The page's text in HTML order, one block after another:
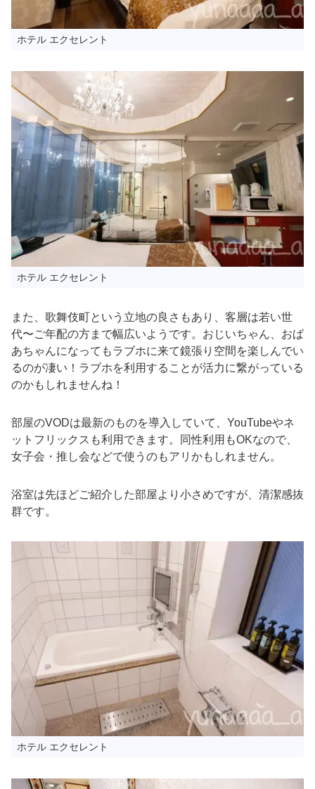
ホテル エクセレント
ホテル エクセレント
また、歌舞伎町という立地の良さもあり、客層は若い世
代〜ご年配の方まで幅広いようです。おじいちゃん、おば
あちゃんになってもラブホに来て鏡張り空間を楽しんでい
るのが凄い！ラブホを利用することが活力に繋がっている
のかもしれませんね！
部屋のVODは最新のものを導入していて、YouTubeやネ
ットフリックスも利用できます。同性利用もOKなので、
女子会・推し会などで使うのもアリかもしれません。
浴室は先ほどご紹介した部屋より小さめですが、清潔感抜
群です。
ホテル エクセレント